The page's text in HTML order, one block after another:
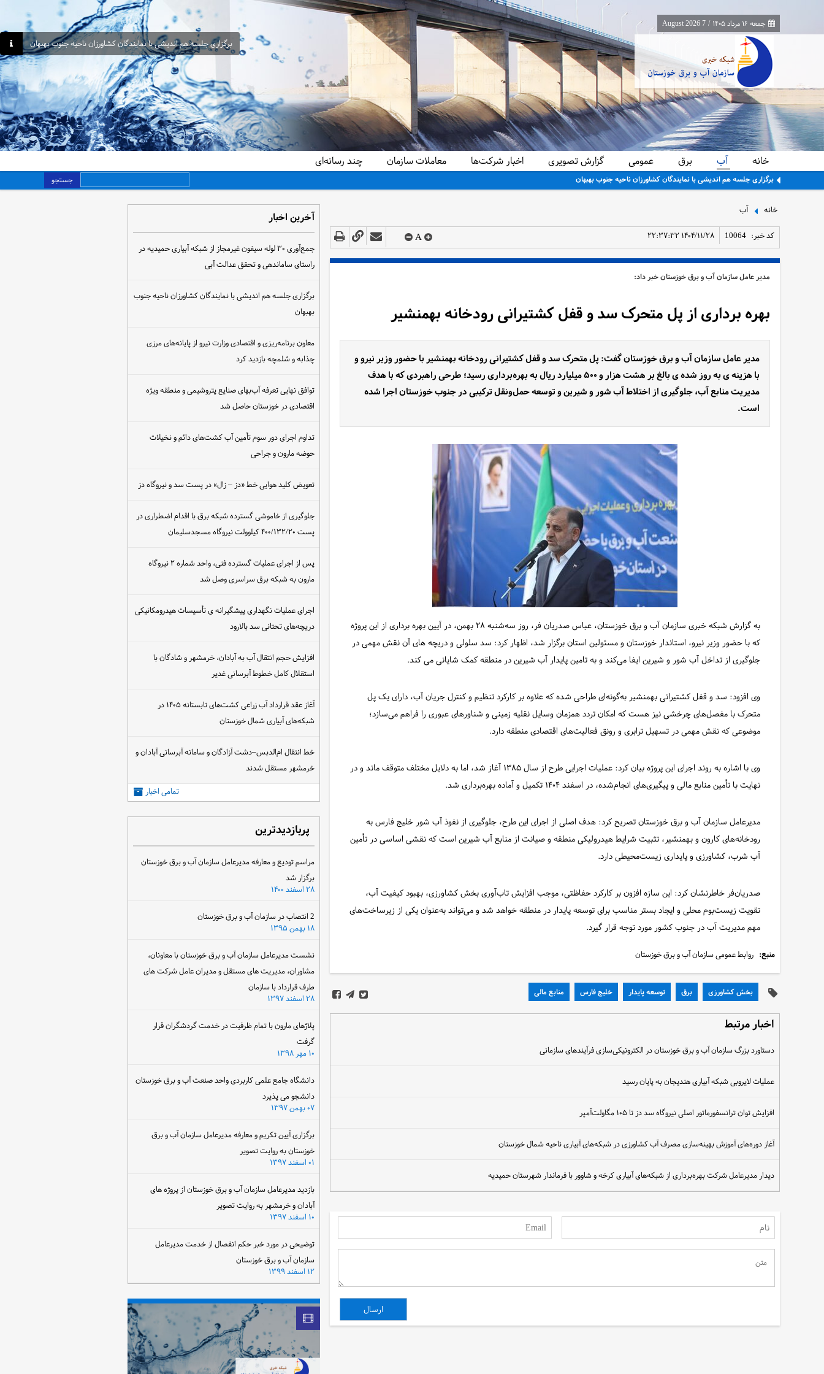
جمعه ۱۶ مرداد ۱۴۰۵ /
7 August 2026
برگزاری جلسه هم اندیشی با نمایندگان کشاورزان ناحیه جنوب بهبهان
خانه آب برق عمومی گزارش تصویری اخبار شرکت‌ها معاملات سازمان چند رسانه‌ای
برگزاری جلسه هم اندیشی با نمایندگان کشاورزان ناحیه جنوب بهبهان جستجو
خانه آب
کد خبر: 10064 ۱۴۰۴/۱۱/۲۸ ۲۲:۳۷:۳۲ A
مدیر عامل سازمان آب و برق خوزستان خبر داد:
بهره برداری از پل متحرک سد و قفل کشتیرانی رودخانه بهمنشیر
مدیر عامل سازمان آب و برق خوزستان گفت: پل متحرک سد و قفل کشتیرانی رودخانه بهمنشیر با حضور وزیر نیرو و
با هزینه ی به روز شده ی بالغ بر هشت هزار و ۵۰۰ میلیارد ریال به بهره‌برداری رسید؛ طرحی راهبردی که با هدف
مدیریت منابع آب، جلوگیری از اختلاط آب شور و شیرین و توسعه حمل‌ونقل ترکیبی در جنوب خوزستان اجرا شده
است.
به گزارش شبکه خبری سازمان آب و برق خوزستان، عباس صدریان فر، روز سه‌شنبه ۲۸ بهمن، در آیین بهره برداری از این پروژه
که با حضور وزیر نیرو، استاندار خوزستان و مسئولین استان برگزار شد، اظهار کرد: سد سلولی و دریچه های آن نقش مهمی در
جلوگیری از تداخل آب شور و شیرین ایفا می‌کند و به تامین پایدار آب شیرین در منطقه کمک شایانی می کند.
وی افزود: سد و قفل کشتیرانی بهمنشیر به‌گونه‌ای طراحی شده که علاوه بر کارکرد تنظیم و کنترل جریان آب، دارای یک پل
متحرک با مفصل‌های چرخشی نیز هست که امکان تردد همزمان وسایل نقلیه زمینی و شناورهای عبوری را فراهم می‌سازد؛
موضوعی که نقش مهمی در تسهیل ترابری و رونق فعالیت‌های اقتصادی منطقه دارد.
وی با اشاره به روند اجرای این پروژه بیان کرد: عملیات اجرایی طرح از سال ۱۳۸۵ آغاز شد، اما به دلایل مختلف متوقف ماند و در
نهایت با تأمین منابع مالی و پیگیری‌های انجام‌شده، در اسفند ۱۴۰۴ تکمیل و آماده بهره‌برداری شد.
مدیرعامل سازمان آب و برق خوزستان تصریح کرد: هدف اصلی از اجرای این طرح، جلوگیری از نفوذ آب شور خلیج فارس به
رودخانه‌های کارون و بهمنشیر، تثبیت شرایط هیدرولیکی منطقه و صیانت از منابع آب شیرین است که نقشی اساسی در تأمین
آب شرب، کشاورزی و پایداری زیست‌محیطی دارد.
صدریان‌فر خاطرنشان کرد: این سازه افزون بر کارکرد حفاظتی، موجب افزایش تاب‌آوری بخش کشاورزی، بهبود کیفیت آب،
تقویت زیست‌بوم محلی و ایجاد بستر مناسب برای توسعه پایدار در منطقه خواهد شد و می‌تواند به‌عنوان یکی از زیرساخت‌های
مهم مدیریت آب در جنوب کشور مورد توجه قرار گیرد.
منبع: روابط عمومی سازمان آب و برق خوزستان
بخش کشاورزی برق توسعه پایدار خلیج فارس منابع مالی
اخبار مرتبط
دستاورد بزرگ سازمان آب و برق خوزستان در الکترونیکی‌سازی فرآیندهای سازمانی
عملیات لایروبی شبکه آبیاری هندیجان به پایان رسید
افزایش توان ترانسفورماتور اصلی نیروگاه سد دز تا ۱۰۵ مگاولت‌آمپر
آغاز دوره‌های آموزش بهینه‌سازی مصرف آب کشاورزی در شبکه‌های آبیاری ناحیه شمال خوزستان
دیدار مدیرعامل شرکت بهره‌برداری از شبکه‌های آبیاری کرخه و شاوور با فرماندار شهرستان حمیدیه
آخرین اخبار
جمع‌آوری ۳۰ لوله سیفون غیرمجاز از شبکه آبیاری حمیدیه در
راستای ساماندهی و تحقق عدالت آبی
برگزاری جلسه هم اندیشی با نمایندگان کشاورزان ناحیه جنوب
بهبهان
معاون برنامه‌ریزی و اقتصادی وزارت نیرو از پایانه‌های مرزی
چذابه و شلمچه بازدید کرد
توافق نهایی تعرفه آب‌بهای صنایع پتروشیمی و منطقه ویژه
اقتصادی در خوزستان حاصل شد
تداوم اجرای دور سوم تأمین آب کشت‌های دائم و نخیلات
حوضه مارون و جراحی
تعویض کلید هوایی خط «دز – زال» در پست سد و نیروگاه دز
جلوگیری از خاموشی گسترده شبکه برق با اقدام اضطراری در
پست ۴۰۰/۱۳۲/۲۰ کیلوولت نیروگاه مسجدسلیمان
پس از اجرای عملیات گسترده فنی، واحد شماره ۲ نیروگاه
مارون به شبکه برق سراسری وصل شد
اجرای عملیات نگهداری پیشگیرانه ی تأسیسات هیدرومکانیکی
دریچه‌های تحتانی سد بالارود
افزایش حجم انتقال آب به آبادان، خرمشهر و شادگان با
استقلال کامل خطوط آبرسانی غدیر
آغاز عقد قرارداد آب زراعی کشت‌های تابستانه ۱۴۰۵ در
شبکه‌های آبیاری شمال خوزستان
خط انتقال ام‌الدبس–دشت آزادگان و سامانه آبرسانی آبادان و
خرمشهر مستقل شدند
تمامی اخبار
پربازدیدترین
مراسم تودیع و معارفه مدیرعامل سازمان آب و برق خوزستان
برگزار شد
۲۸ اسفند ۱۴۰۰
2 انتصاب در سازمان آب و برق خوزستان
۱۸ بهمن ۱۳۹۵
نشست مدیرعامل سازمان آب و برق خوزستان با معاونان،
مشاوران، مدیریت های مستقل و مدیران عامل شرکت های
طرف قرارداد با سازمان
۲۸ اسفند ۱۳۹۷
پلاژهای مارون با تمام ظرفیت در خدمت گردشگران قرار
گرفت
۱۰ مهر ۱۳۹۸
دانشگاه جامع علمی کاربردی واحد صنعت آب و برق خوزستان
دانشجو می پذیرد
۰۷ بهمن ۱۳۹۷
برگزاری آیین تکریم و معارفه مدیرعامل سازمان آب و برق
خوزستان به روایت تصویر
۰۱ اسفند ۱۳۹۷
بازدید مدیرعامل سازمان آب و برق خوزستان از پروژه های
آبادان و خرمشهر به روایت تصویر
۱۰ اسفند ۱۳۹۷
توضیحی در مورد خبر حکم انفصال از خدمت مدیرعامل
سازمان آب و برق خوزستان
۱۲ اسفند ۱۳۹۹